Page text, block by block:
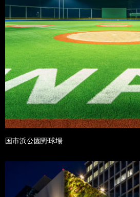
国市浜公園野球場